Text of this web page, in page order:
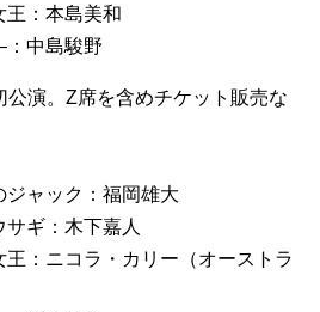
王：本島美和
中島駿野
演。Z席を含めチケット販売な
ャック：福岡雄大
ギ：木下嘉人
：ニコラ・カリー（オーストラ